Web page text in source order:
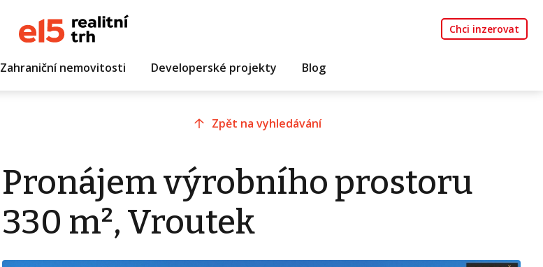
Chci inzerovat
Zahraniční nemovitosti Developerské projekty Blog
Zpět na vyhledávání
Pronájem výrobního prostoru
330 m², Vroutek